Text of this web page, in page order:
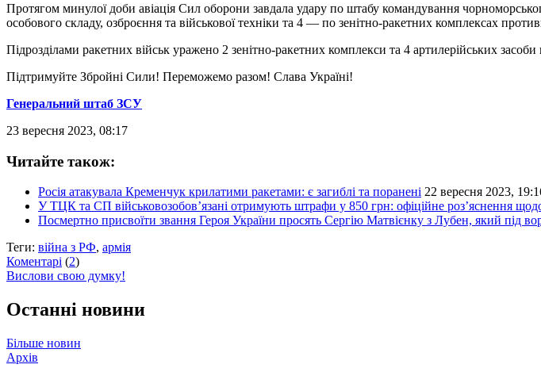
Протягом минулої доби авіація Сил оборони завдала удару по штабу командування
особового складу, озброєння та військової техніки та 4 — по зенітно-ракетних комплексах
Підрозділами ракетних військ уражено 2 зенітно-ракетних комплекси та 4 артилерійських
Підтримуйте Збройні Сили! Переможемо разом! Слава Україні!
Генеральний штаб ЗСУ
23 вересня 2023, 08:17
Читайте також:
Росія атакувала Кременчук крилатими ракетами: є загиблі та поранені 22 вересня 2023,
У ТЦК та СП військовозобов’язані отримують штрафи у 850 грн: офіційне роз’яснення
Посмертно присвоїти звання Героя України просять Сергію Матвієнку з Лубен, який під
Теги: війна з РФ, армія
Коментарі (2)
Вислови свою думку!
Останні новини
Більше новин
Архів